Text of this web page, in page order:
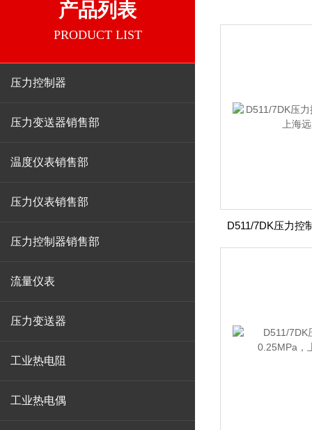
产品列表
PRODUCT LIST
压力控制器
压力变送器销售部
温度仪表销售部
压力仪表销售部
压力控制器销售部
流量仪表
压力变送器
工业热电阻
工业热电偶